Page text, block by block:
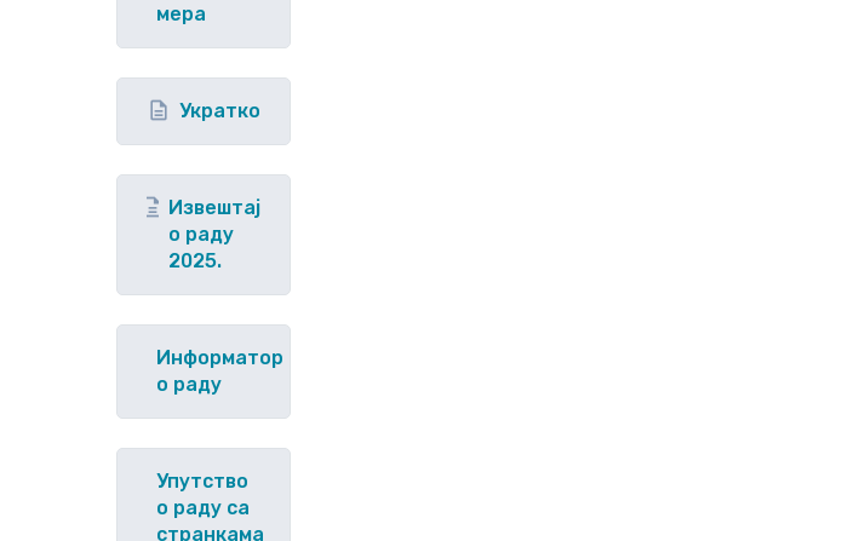
мера
Укратко
Извештај
о раду
2025.
Информатор
о раду
Упутство
o раду са
странкама